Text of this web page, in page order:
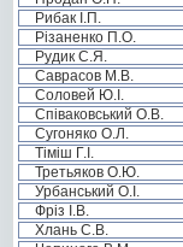
Рибак І.П.
Різаненко П.О.
Рудик С.Я.
Саврасов М.В.
Соловей Ю.І.
Співаковський О.В.
Сугоняко О.Л.
Тіміш Г.І.
Третьяков О.Ю.
Урбанський О.І.
Фріз І.В.
Хлань С.В.